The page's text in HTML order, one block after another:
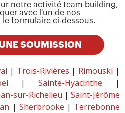
notre activité team building,
avec l'un de nos
formulaire ci-dessous.
SOUMISSION
| Trois-Rivières | Rimouski |
|Sainte-Hyacinthe |
sur-Richelieu | Saint-Jérôme
| Sherbrooke | Terrebonne